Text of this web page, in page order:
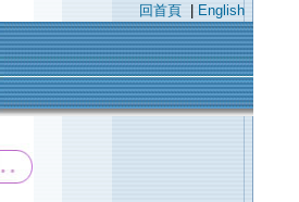
回首頁 English